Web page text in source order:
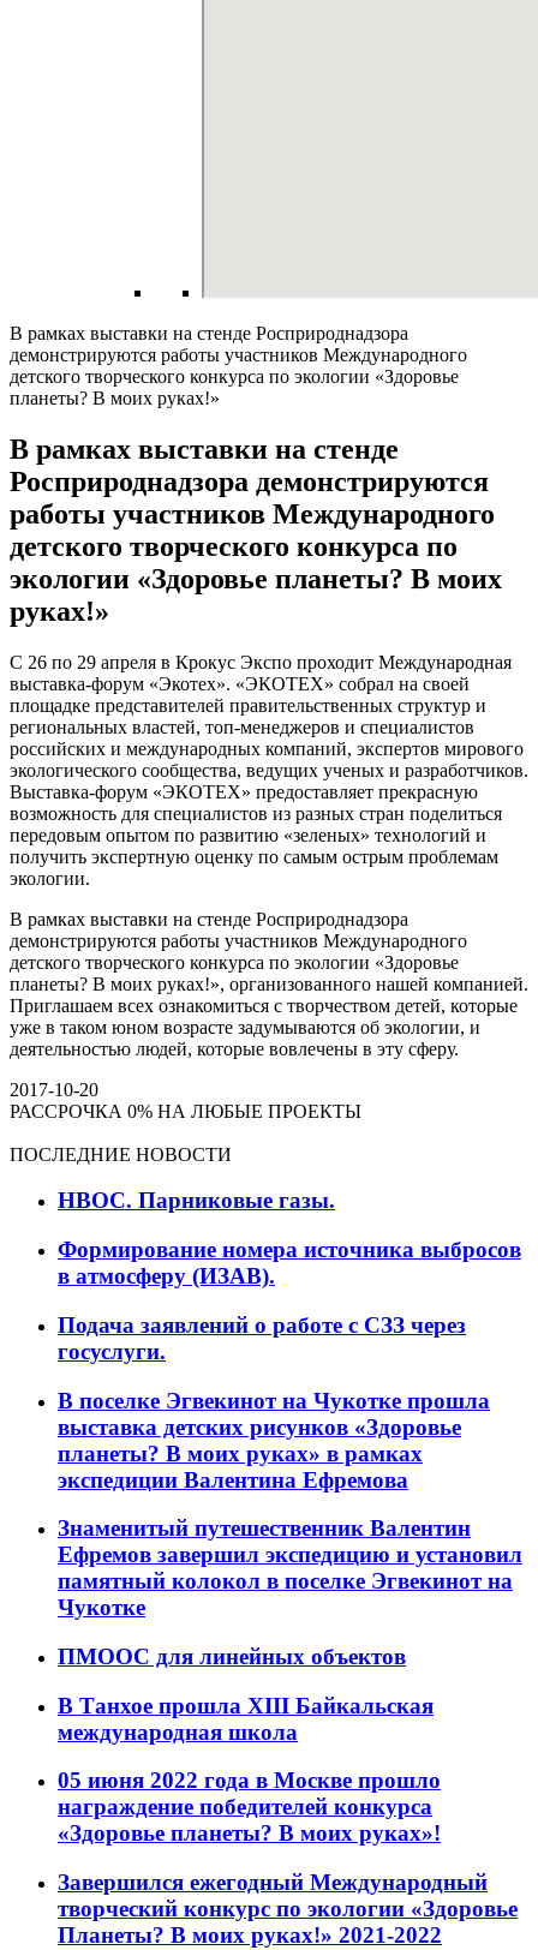
В рамках выставки на стенде Росприроднадзора
демонстрируются работы участников Международного
детского творческого конкурса по экологии «Здоровье
планеты? В моих руках!»
В рамках выставки на стенде
Росприроднадзора демонстрируются
работы участников Международного
детского творческого конкурса по
экологии «Здоровье планеты? В моих
руках!»
С 26 по 29 апреля в Крокус Экспо проходит Международная
выставка-форум «Экотех». «ЭКОТЕХ» собрал на своей
площадке представителей правительственных структур и
региональных властей, топ-менеджеров и специалистов
российских и международных компаний, экспертов мирового
экологического сообщества, ведущих ученых и разработчиков.
Выставка-форум «ЭКОТЕХ» предоставляет прекрасную
возможность для специалистов из разных стран поделиться
передовым опытом по развитию «зеленых» технологий и
получить экспертную оценку по самым острым проблемам
экологии.
В рамках выставки на стенде Росприроднадзора
демонстрируются работы участников Международного
детского творческого конкурса по экологии «Здоровье
планеты? В моих руках!», организованного нашей компанией.
Приглашаем всех ознакомиться с творчеством детей, которые
уже в таком юном возрасте задумываются об экологии, и
деятельностью людей, которые вовлечены в эту сферу.
2017-10-20
РАССРОЧКА 0% НА ЛЮБЫЕ ПРОЕКТЫ
ПОСЛЕДНИЕ НОВОСТИ
НВОС. Парниковые газы.
Формирование номера источника выбросов
в атмосферу (ИЗАВ).
Подача заявлений о работе с СЗЗ через
госуслуги.
В поселке Эгвекинот на Чукотке прошла
выставка детских рисунков «Здоровье
планеты? В моих руках» в рамках
экспедиции Валентина Ефремова
Знаменитый путешественник Валентин
Ефремов завершил экспедицию и установил
памятный колокол в поселке Эгвекинот на
Чукотке
ПМООС для линейных объектов
В Танхое прошла XIII Байкальская
международная школа
05 июня 2022 года в Москве прошло
награждение победителей конкурса
«Здоровье планеты? В моих руках»!
Завершился ежегодный Международный
творческий конкурс по экологии «Здоровье
Планеты? В моих руках!» 2021-2022